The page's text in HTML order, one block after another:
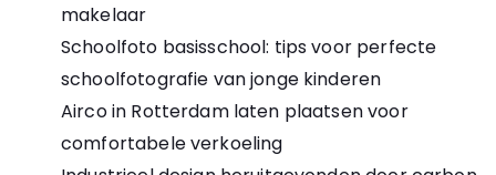
makelaar
Schoolfoto basisschool: tips voor perfecte
schoolfotografie van jonge kinderen
Airco in Rotterdam laten plaatsen voor
comfortabele verkoeling